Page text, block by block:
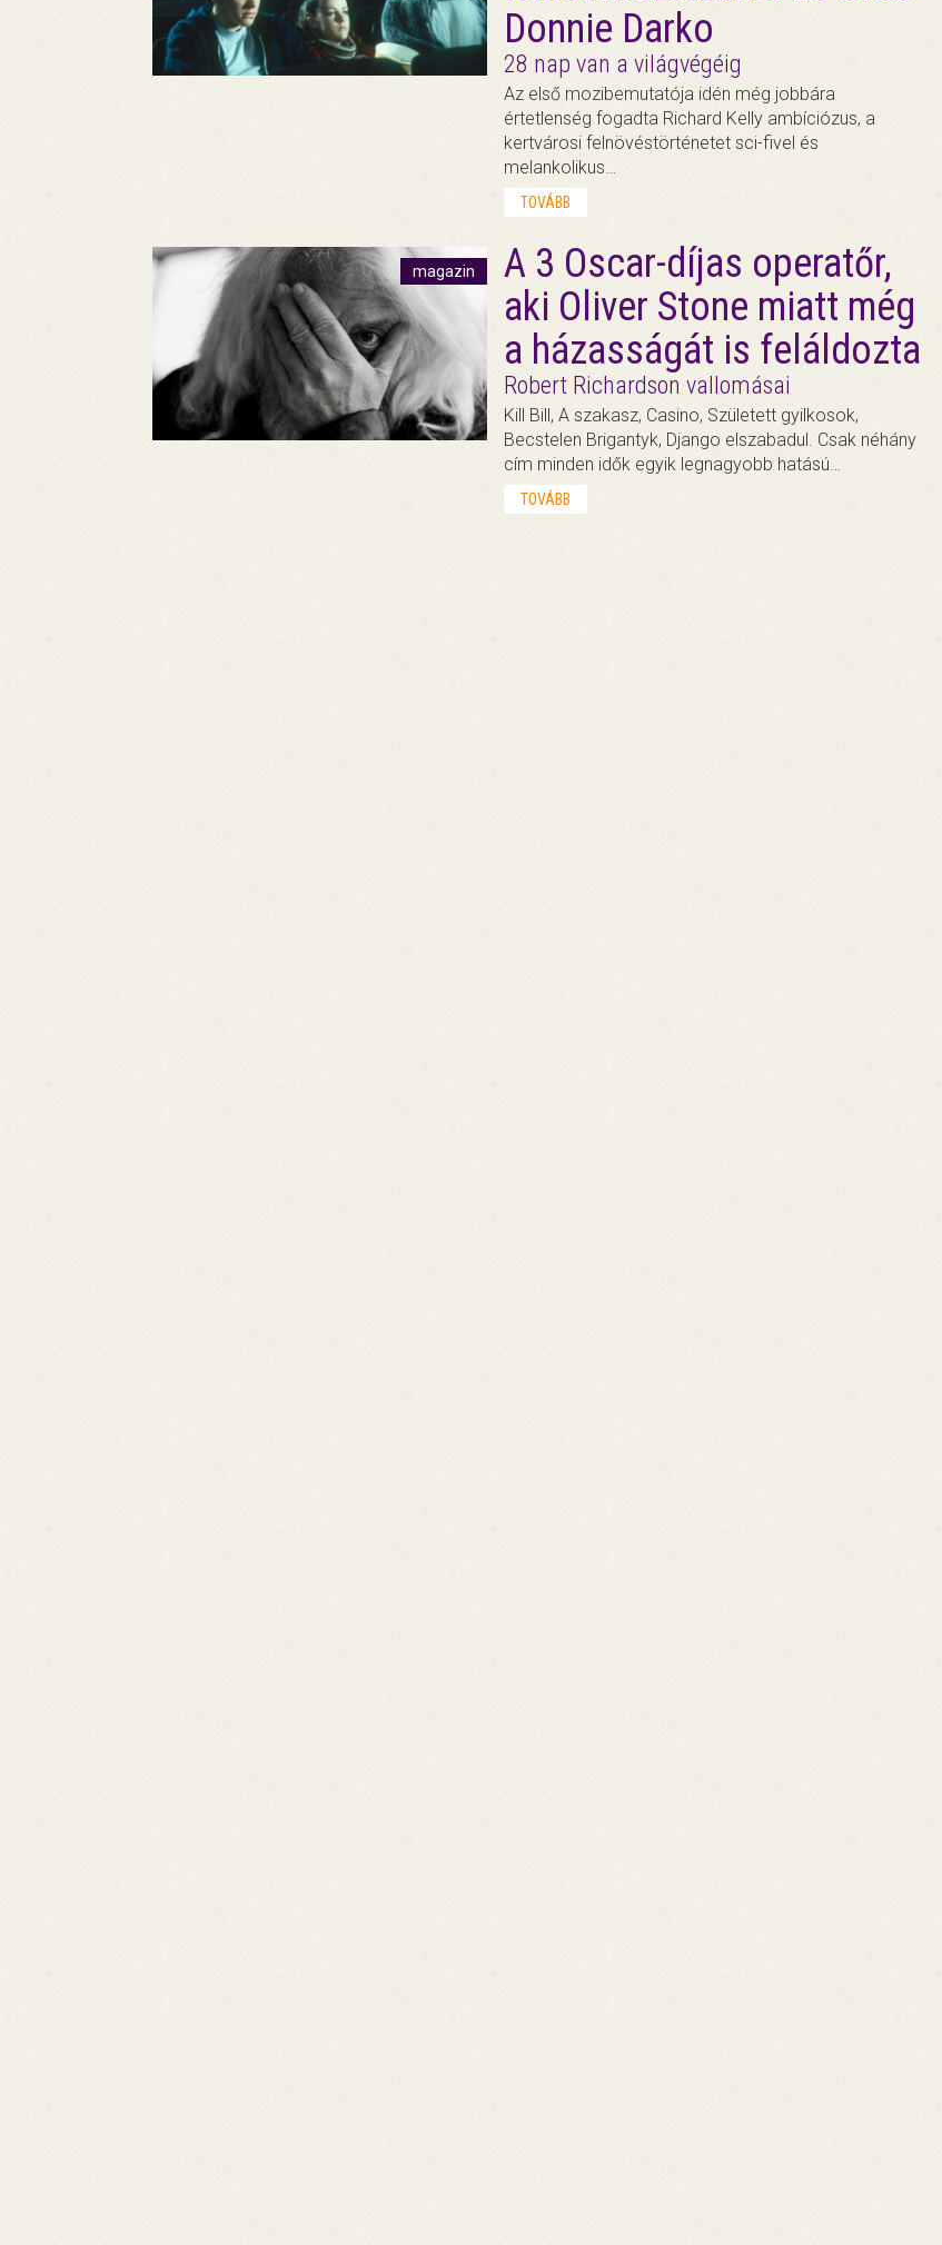
Donnie Darko
28 nap van a világvégéig
Az első mozibemutatója idén még jobbára
értetlenség fogadta Richard Kelly ambíciózus, a
kertvárosi felnövéstörténetet sci-fivel és
melankolikus…
TOVÁBB
magazin
A 3 Oscar-díjas operatőr,
aki Oliver Stone miatt még
a házasságát is feláldozta
Robert Richardson vallomásai
Kill Bill, A szakasz, Casino, Született gyilkosok,
Becstelen Brigantyk, Django elszabadul. Csak néhány
cím minden idők egyik legnagyobb hatású…
TOVÁBB